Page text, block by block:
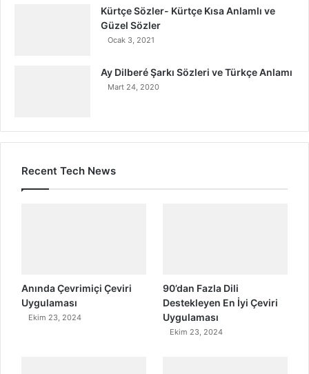
Kürtçe Sözler- Kürtçe Kısa Anlamlı ve
Güzel Sözler
Ocak 3, 2021
Ay Dilberé Şarkı Sözleri ve Türkçe Anlamı
Mart 24, 2020
Recent Tech News
Anında Çevrimiçi Çeviri
Uygulaması
Ekim 23, 2024
90’dan Fazla Dili
Destekleyen En İyi Çeviri
Uygulaması
Ekim 23, 2024